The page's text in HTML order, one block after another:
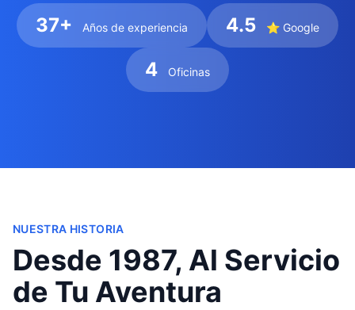
37+ Años de experiencia 4.5 ⭐ Google
4 Oficinas
NUESTRA HISTORIA
Desde 1987, Al Servicio
de Tu Aventura